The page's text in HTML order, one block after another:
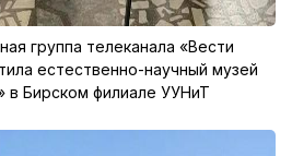
группа телеканала «Вести
естественно-научный музей
в Бирском филиале УУНиТ